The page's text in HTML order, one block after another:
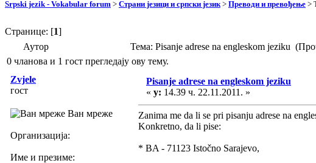
Srpski jezik - Vokabular forum > Страни језици и српски језик > Преводи и превођење >
Странице: [1]
Аутор
Тема: Pisanje adrese na engleskom jeziku
0 чланова и 1 гост прегледају ову тему.
Zvjele
гост
Ван мреже
Организација:
Име и презиме:
Pisanje adrese na engleskom jeziku
« у: 14.39 ч. 22.11.2011. »
Zanima me da li se pri pisanju adrese na
Konkretno, da li pise:
* BA - 71123 Istočno Sarajevo,